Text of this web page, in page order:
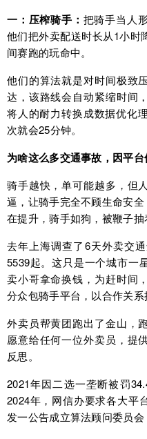
一：压榨骑手： 把骑手当人
他们把外卖配送时长从1小时
间赛跑的玩命中。
他们的算法就是对时间极致
达，该路线会自动紧缩时间
将人的耐力转换成数据优化
次就会25分钟。
为啥这么多交通事故，因平
骑手越快，单可能越多，但
逼，让骑手完全不顾生命安
在提升，骑手如狗，被鞭子抽
去年上海调查了6天外卖交
5539起。这只是一个城市一
卖小哥拿命换钱，为赶时间
分众包骑手平台，以合作关系
外卖员帮黄团跑出了金山，
愿意给任何一位外卖员，提
反思。
2021年因二选一垄断被罚
2024年，网信办要求各大平
发一公告成立算法顾问委员会